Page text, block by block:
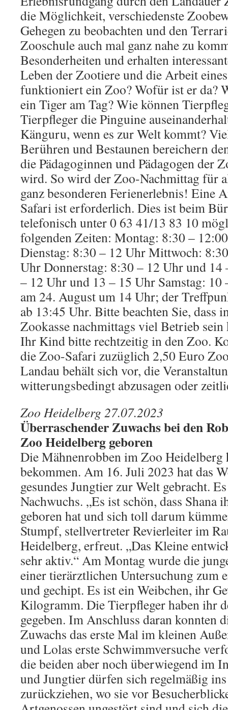
die Möglichkeit, verschiedenste
Gehegen zu beobachten und den
Zooschule auch mal ganz nahe zu
Besonderheiten und erhalten
Leben der Zootiere und die Arbeit
funktioniert ein Zoo? Wofür ist er da?
ein Tiger am Tag? Wie können
Tierpfleger die Pinguine
Känguru, wenn es zur Welt kommt?
Berühren und Bestaunen bereichern
die Pädagoginnen und Pädagogen der
wird. So wird der Zoo-Nachmittag für
ganz besonderen Ferienerlebnis! Eine
Safari ist erforderlich. Dies ist beim
telefonisch unter 0 63 41/13 83 10
folgenden Zeiten: Montag: 8:30 –
Dienstag: 8:30 – 12 Uhr Mittwoch:
Uhr Donnerstag: 8:30 – 12 Uhr und
– 12 Uhr und 13 – 15 Uhr Samstag: 10
am 24. August um 14 Uhr; der
ab 13:45 Uhr. Bitte beachten Sie, dass
Zookasse nachmittags viel Betrieb
Ihr Kind bitte rechtzeitig in den Zoo.
die Zoo-Safari zuzüglich 2,50 Euro
Landau behält sich vor, die
witterungsbedingt abzusagen oder
Zoo Heidelberg 27.07.2023
Überraschender Zuwachs bei den
Zoo Heidelberg geboren
Die Mähnenrobben im Zoo Heidelberg
bekommen. Am 16. Juli 2023 hat das
gesundes Jungtier zur Welt gebracht.
Nachwuchs. „Es ist schön, dass Shana
geboren hat und sich toll darum
Stumpf, stellvertreter Revierleiter im
Heidelberg, erfreut. „Das Kleine
sehr aktiv.“ Am Montag wurde die
einer tierärztlichen Untersuchung zum
und gechipt. Es ist ein Weibchen, ihr
Kilogramm. Die Tierpfleger haben ihr
gegeben. Im Anschluss daran konnten
Zuwachs das erste Mal im kleinen
und Lolas erste Schwimmversuche
die beiden aber noch überwiegend im
und Jungtier dürfen sich regelmäßig
zurückziehen, wo sie vor